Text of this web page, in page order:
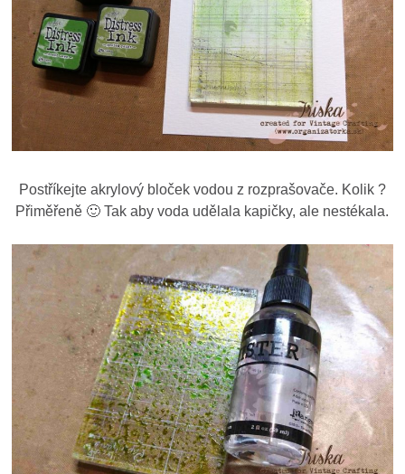
Postříkejte akrylový bloček vodou z rozprašovače. Kolik ?
Přiměřeně 🙂 Tak aby voda udělala kapičky, ale nestékala.